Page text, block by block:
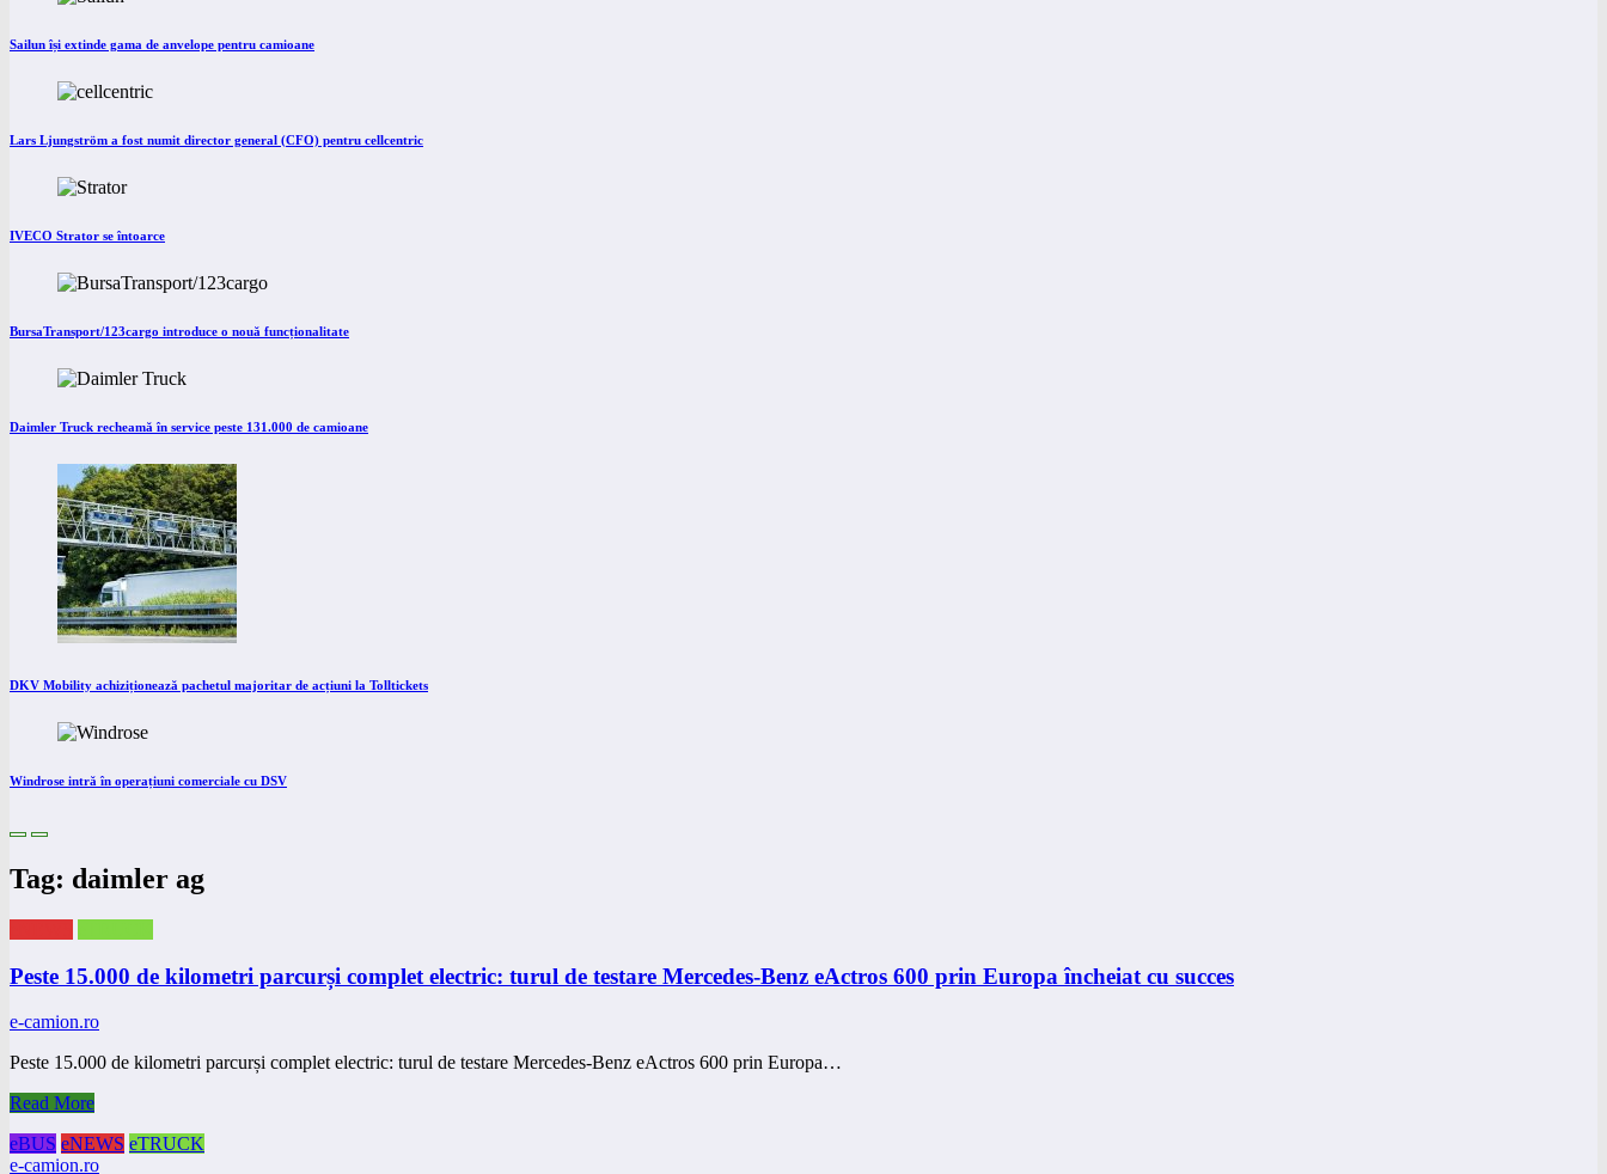
Sailun își extinde gama de anvelope pentru camioane
Lars Ljungström a fost numit director general (CFO) pentru cellcentric
IVECO Strator se întoarce
BursaTransport/123cargo introduce o nouă funcționalitate
Daimler Truck recheamă în service peste 131.000 de camioane
DKV Mobility achiziționează pachetul majoritar de acțiuni la Tolltickets
Windrose intră în operațiuni comerciale cu DSV
Tag: daimler ag
Peste 15.000 de kilometri parcurși complet electric: turul de testare Mercedes-Benz eActros 600 prin Europa încheiat cu succes
e-camion.ro
Peste 15.000 de kilometri parcurși complet electric: turul de testare Mercedes-Benz eActros 600 prin Europa…
Read More
eBUS eNEWS eTRUCK
e-camion.ro